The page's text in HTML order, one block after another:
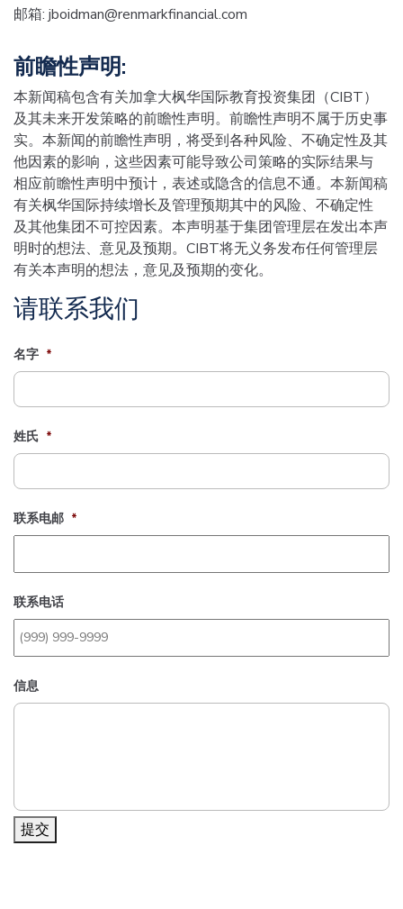
邮箱: jboidman@renmarkfinancial.com
前瞻性声明:
本新闻稿包含有关加拿大枫华国际教育投资集团（CIBT）
及其未来开发策略的前瞻性声明。前瞻性声明不属于历史事
实。本新闻的前瞻性声明，将受到各种风险、不确定性及其
他因素的影响，这些因素可能导致公司策略的实际结果与
相应前瞻性声明中预计，表述或隐含的信息不通。本新闻稿
有关枫华国际持续增长及管理预期其中的风险、不确定性
及其他集团不可控因素。本声明基于集团管理层在发出本声
明时的想法、意见及预期。CIBT将无义务发布任何管理层
有关本声明的想法，意见及预期的变化。
请联系我们
名字 *
姓氏 *
联系电邮 *
联系电话
信息
提交